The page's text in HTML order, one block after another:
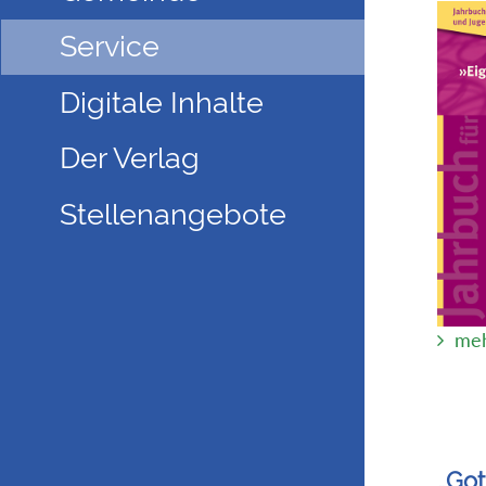
Service
Digitale Inhalte
Der Verlag
Stellenangebote